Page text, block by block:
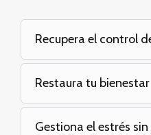
Recupera el control
Restaura tu
Gestiona el estrés